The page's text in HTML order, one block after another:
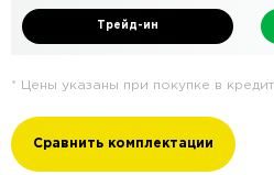
Трейд-ин
* Цены указаны при покупке в кредит
Сравнить комплектации